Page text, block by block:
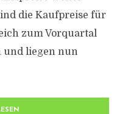
die Kaufpreise für
zum Vorquartal
und liegen nun